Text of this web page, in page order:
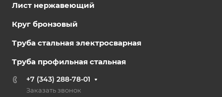
Лист нержавеющий
Круг бронзовый
Труба стальная электросварная
Труба профильная стальная
+7 (343) 288-78-01
Заказать звонок